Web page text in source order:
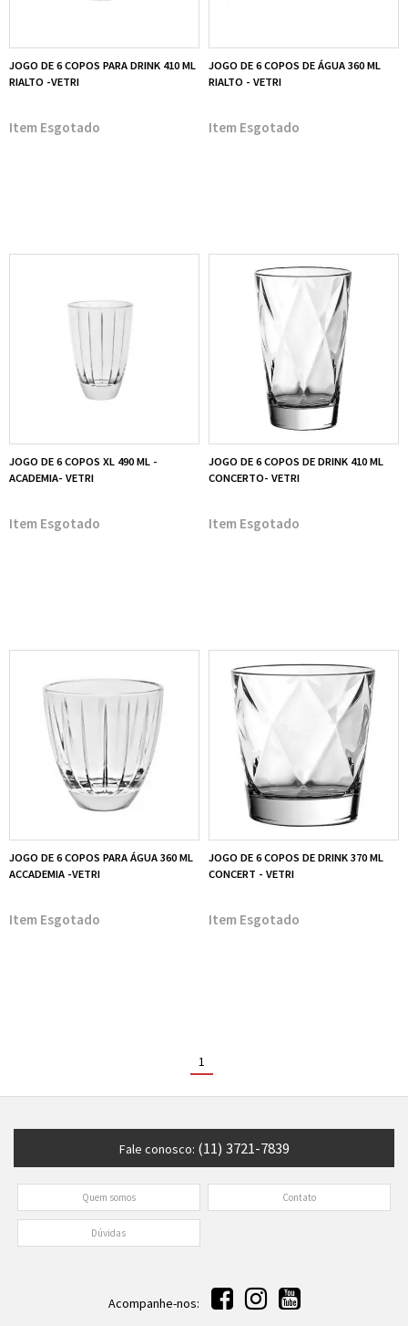
JOGO DE 6 COPOS PARA DRINK 410 ML
RIALTO -VETRI
Esgotado
JOGO DE 6 COPOS DE ÁGUA 360 ML
RIALTO - VETRI
Esgotado
JOGO DE 6 COPOS XL 490 ML -
ACADEMIA- VETRI
Esgotado
JOGO DE 6 COPOS DE DRINK 410 ML
CONCERTO- VETRI
Esgotado
JOGO DE 6 COPOS PARA ÁGUA 360 ML
ACCADEMIA -VETRI
Esgotado
JOGO DE 6 COPOS DE DRINK 370 ML
CONCERT - VETRI
Esgotado
1
Fale conosco: (11) 3721-7839
Quem somos Contato
Dúvidas
Acompanhe-nos: